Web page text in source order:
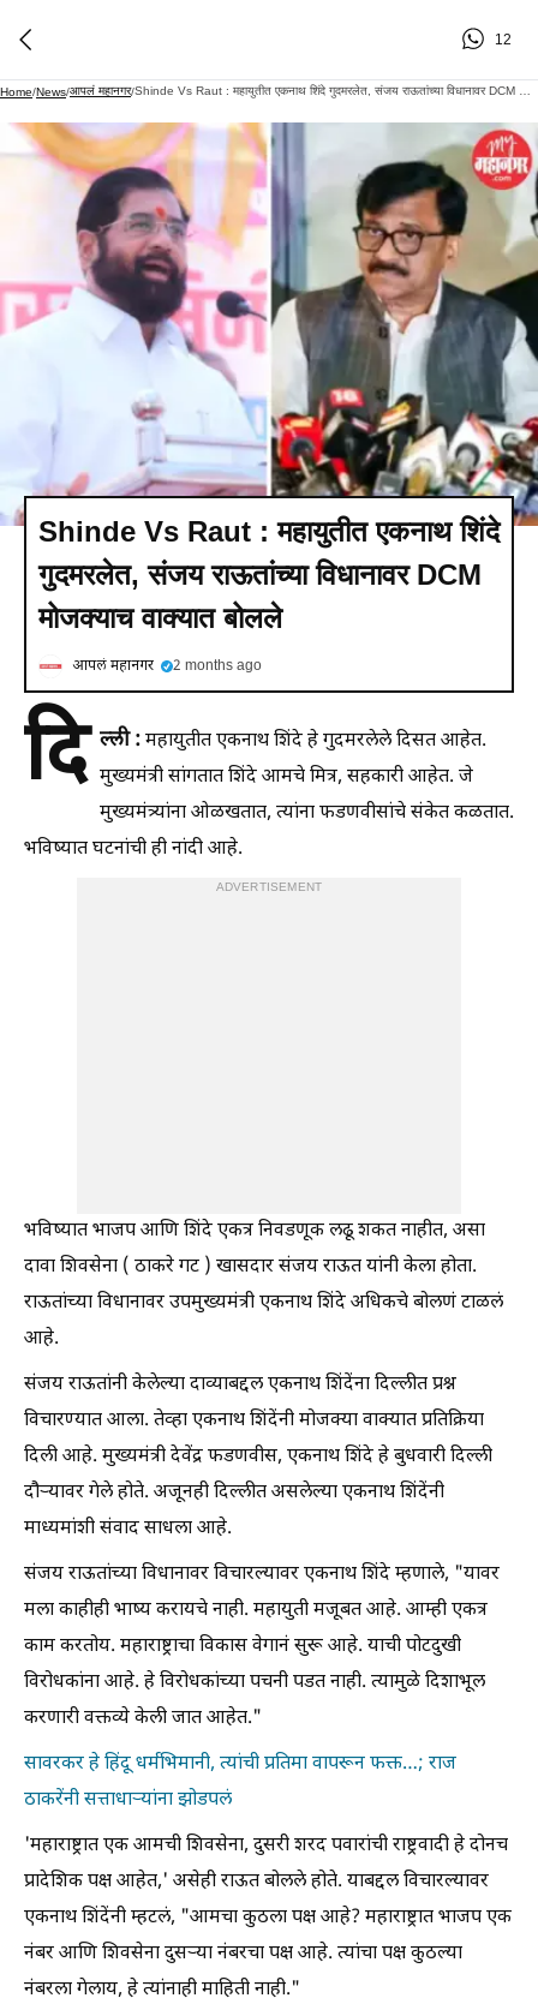
12
Home/News/आपलं महानगर/
Shinde Vs Raut : महायुतीत एकनाथ शिंदे
गुदमरलेत, संजय राऊतांच्या विधानावर DCM
मोजक्याच वाक्यात बोलले
आपलं महानगर 2 months ago
दि ल्ली :महायुतीत एकनाथ शिंदे हे गुदमरलेले दिसत आहेत.
मुख्यमंत्री सांगतात शिंदे आमचे मित्र, सहकारी आहेत. जे
मुख्यमंत्र्यांना ओळखतात, त्यांना फडणवीसांचे संकेत कळतात.
भविष्यात घटनांची ही नांदी आहे.
ADVERTISEMENT
भविष्यात भाजप आणि शिंदे एकत्र निवडणूक लढू शकत नाहीत, असा
दावा शिवसेना ( ठाकरे गट ) खासदार संजय राऊत यांनी केला होता.
राऊतांच्या विधानावर उपमुख्यमंत्री एकनाथ शिंदे अधिकचे बोलणं टाळलं
आहे.
संजय राऊतांनी केलेल्या दाव्याबद्दल एकनाथ शिंदेंना दिल्लीत प्रश्न
विचारण्यात आला. तेव्हा एकनाथ शिंदेंनी मोजक्या वाक्यात प्रतिक्रिया
दिली आहे. मुख्यमंत्री देवेंद्र फडणवीस, एकनाथ शिंदे हे बुधवारी दिल्ली
दौऱ्यावर गेले होते. अजूनही दिल्लीत असलेल्या एकनाथ शिंदेंनी
माध्यमांशी संवाद साधला आहे.
संजय राऊतांच्या विधानावर विचारल्यावर एकनाथ शिंदे म्हणाले, "यावर
मला काहीही भाष्य करायचे नाही. महायुती मजूबत आहे. आम्ही एकत्र
काम करतोय. महाराष्ट्राचा विकास वेगानं सुरू आहे. याची पोटदुखी
विरोधकांना आहे. हे विरोधकांच्या पचनी पडत नाही. त्यामुळे दिशाभूल
करणारी वक्तव्ये केली जात आहेत."
सावरकर हे हिंदू धर्मभिमानी, त्यांची प्रतिमा वापरून फक्त…; राज
ठाकरेंनी सत्ताधाऱ्यांना झोडपलं
'महाराष्ट्रात एक आमची शिवसेना, दुसरी शरद पवारांची राष्ट्रवादी हे दोनच
प्रादेशिक पक्ष आहेत,' असेही राऊत बोलले होते. याबद्दल विचारल्यावर
एकनाथ शिंदेंनी म्हटलं, "आमचा कुठला पक्ष आहे? महाराष्ट्रात भाजप एक
नंबर आणि शिवसेना दुसऱ्या नंबरचा पक्ष आहे. त्यांचा पक्ष कुठल्या
नंबरला गेलाय, हे त्यांनाही माहिती नाही."